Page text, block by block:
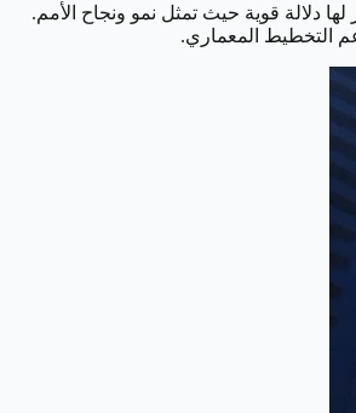
والمقيمين. النخلة في قطر لها دلالة قوية حيث تمثل نمو ونجاح الأمم.
التخطيط المعماري.